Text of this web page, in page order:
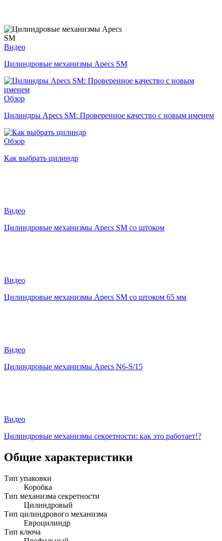
Видео
Цилиндровые механизмы Apecs SM
Обзор
Цилиндры Apecs SM: Проверенное качество с новым именем
Обзор
Как выбрать цилиндр
Видео
Цилиндровые механизмы Apecs SM со штоком
Видео
Цилиндровые механизмы Apecs SM со штоком 65 мм
Видео
Цилиндровые механизмы Apecs N6-S/15
Видео
Цилиндровые механизмы секретности: как это работает!?
Общие характеристики
Тип упаковки
Коробка
Тип механизма секретности
Цилиндровый
Тип цилиндрового механизма
Евроцилиндр
Тип ключа